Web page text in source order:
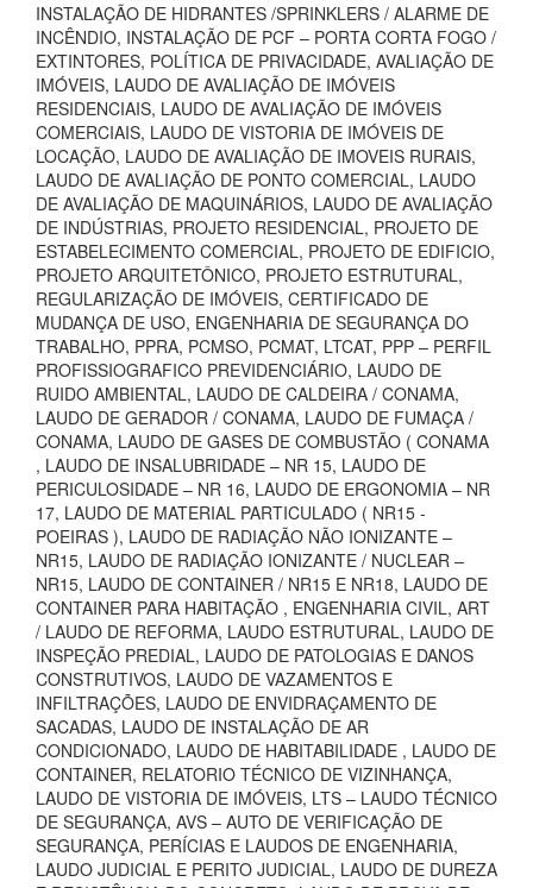
INSTALAÇÃO DE HIDRANTES /SPRINKLERS / ALARME DE
INCÊNDIO, INSTALAÇÃO DE PCF – PORTA CORTA FOGO /
EXTINTORES, POLÍTICA DE PRIVACIDADE, AVALIAÇÃO DE
IMÓVEIS, LAUDO DE AVALIAÇÃO DE IMÓVEIS
RESIDENCIAIS, LAUDO DE AVALIAÇÃO DE IMÓVEIS
COMERCIAIS, LAUDO DE VISTORIA DE IMÓVEIS DE
LOCAÇÃO, LAUDO DE AVALIAÇÃO DE IMOVEIS RURAIS,
LAUDO DE AVALIAÇÃO DE PONTO COMERCIAL, LAUDO
DE AVALIAÇÃO DE MAQUINÁRIOS, LAUDO DE AVALIAÇÃO
DE INDÚSTRIAS, PROJETO RESIDENCIAL, PROJETO DE
ESTABELECIMENTO COMERCIAL, PROJETO DE EDIFICIO,
PROJETO ARQUITETÔNICO, PROJETO ESTRUTURAL,
REGULARIZAÇÃO DE IMÓVEIS, CERTIFICADO DE
MUDANÇA DE USO, ENGENHARIA DE SEGURANÇA DO
TRABALHO, PPRA, PCMSO, PCMAT, LTCAT, PPP – PERFIL
PROFISSIOGRAFICO PREVIDENCIÁRIO, LAUDO DE
RUIDO AMBIENTAL, LAUDO DE CALDEIRA / CONAMA,
LAUDO DE GERADOR / CONAMA, LAUDO DE FUMAÇA /
CONAMA, LAUDO DE GASES DE COMBUSTÃO ( CONAMA
, LAUDO DE INSALUBRIDADE – NR 15, LAUDO DE
PERICULOSIDADE – NR 16, LAUDO DE ERGONOMIA – NR
17, LAUDO DE MATERIAL PARTICULADO ( NR15 -
POEIRAS ), LAUDO DE RADIAÇÃO NÃO IONIZANTE –
NR15, LAUDO DE RADIAÇÃO IONIZANTE / NUCLEAR –
NR15, LAUDO DE CONTAINER / NR15 E NR18, LAUDO DE
CONTAINER PARA HABITAÇÃO , ENGENHARIA CIVIL, ART
/ LAUDO DE REFORMA, LAUDO ESTRUTURAL, LAUDO DE
INSPEÇÃO PREDIAL, LAUDO DE PATOLOGIAS E DANOS
CONSTRUTIVOS, LAUDO DE VAZAMENTOS E
INFILTRAÇÕES, LAUDO DE ENVIDRAÇAMENTO DE
SACADAS, LAUDO DE INSTALAÇÃO DE AR
CONDICIONADO, LAUDO DE HABITABILIDADE , LAUDO DE
CONTAINER, RELATORIO TÉCNICO DE VIZINHANÇA,
LAUDO DE VISTORIA DE IMÓVEIS, LTS – LAUDO TÉCNICO
DE SEGURANÇA, AVS – AUTO DE VERIFICAÇÃO DE
SEGURANÇA, PERÍCIAS E LAUDOS DE ENGENHARIA,
LAUDO JUDICIAL E PERITO JUDICIAL, LAUDO DE DUREZA